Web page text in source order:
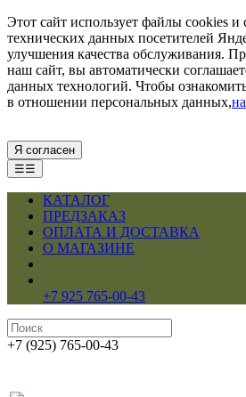
Этот сайт использует файлы cookies и
технических данных посетителей
улучшения качества обслуживания.
наш сайт, вы автоматически
данных технологий. Чтобы
в отношении персональных данных,
Я согласен
☰☰
КАТАЛОГ
ПРЕДЗАКАЗ
ОПЛАТА И ДОСТАВКА
О МАГАЗИНЕ
+7 925 765-00-43
+7 (925) 765-00-43